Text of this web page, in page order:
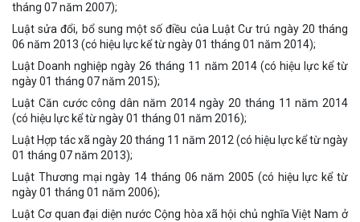
tháng 07 năm 2007);
Luật sửa đổi, bổ sung một số điều của Luật Cư trú ngày 20 tháng
06 năm 2013 (có hiệu lực kể từ ngày 01 tháng 01 năm 2014);
Luật Doanh nghiệp ngày 26 tháng 11 năm 2014 (có hiệu lực kể từ
ngày 01 tháng 07 năm 2015);
Luật Căn cước công dân năm 2014 ngày 20 tháng 11 năm 2014
(có hiệu lực kể từ ngày 01 tháng 01 năm 2016);
Luật Hợp tác xã ngày 20 tháng 11 năm 2012 (có hiệu lực kể từ ngày
01 tháng 07 năm 2013);
Luật Thương mại ngày 14 tháng 06 năm 2005 (có hiệu lực kể từ
ngày 01 tháng 01 năm 2006);
Luật Cơ quan đại diện nước Cộng hòa xã hội chủ nghĩa Việt Nam ở